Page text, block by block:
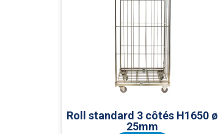
Roll standard 3 côtés H1650 ø
25mm